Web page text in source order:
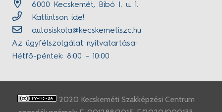
6000 Kecskemét, Bibó I. u. 1.
Kattintson ide!
autosiskola@kecskemetiszc.hu
Az ügyfélszolgálat nyitvatartása:
Hétfő-péntek: 8:00 – 10:00
2020 Kecskeméti Szakképzési Centrum